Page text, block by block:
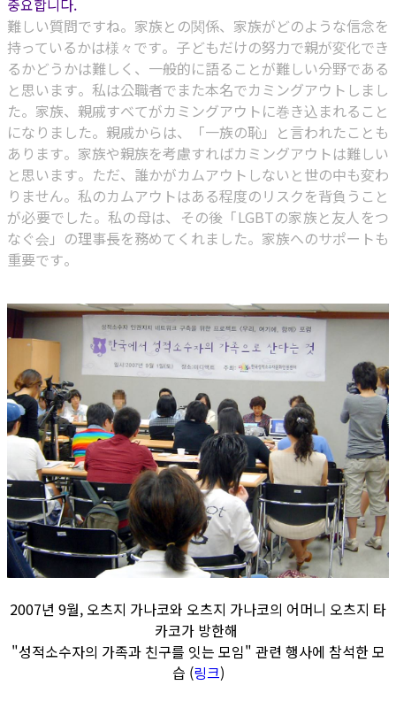
중요합니다.
難しい質問ですね。家族との関係、家族がどのような信念を
持っているかは様々です。子どもだけの努力で親が変化でき
るかどうかは難しく、一般的に語ることが難しい分野である
と思います。私は公職者でまた本名でカミングアウトしまし
た。家族、親戚すべてがカミングアウトに巻き込まれること
になりました。親戚からは、「一族の恥」と言われたことも
あります。家族や親族を考慮すればカミングアウトは難しい
と思います。ただ、誰かがカムアウトしないと世の中も変わ
りません。私のカムアウトはある程度のリスクを背負うこと
が必要でした。私の母は、その後「LGBTの家族と友人をつ
なぐ会」の理事長を務めてくれました。家族へのサポートも
重要です。
2007년 9월, 오츠지 가나코와 오츠지 가나코의 어머니 오츠지 타
카코가 방한해
"성적소수자의 가족과 친구를 잇는 모임" 관련 행사에 참석한 모
습 (링크)